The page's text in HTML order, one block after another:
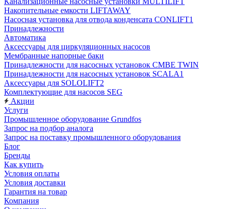
Накопительные емкости LIFTAWAY
Насосная установка для отвода конденсата CONLIFT1
Принадлежности
Автоматика
Аксессуары для циркуляционных насосов
Мембранные напорные баки
Принадлежности для насосных установок CMBE TWIN
Принадлежности для насосных установок SCALA1
Аксессуары для SOLOLIFT2
Комплектующие для насосов SEG
Акции
Услуги
Промышленное оборудование Grundfos
Запрос на подбор аналога
Запрос на поставку промышленного оборудования
Блог
Бренды
Как купить
Условия оплаты
Условия доставки
Гарантия на товар
Компания